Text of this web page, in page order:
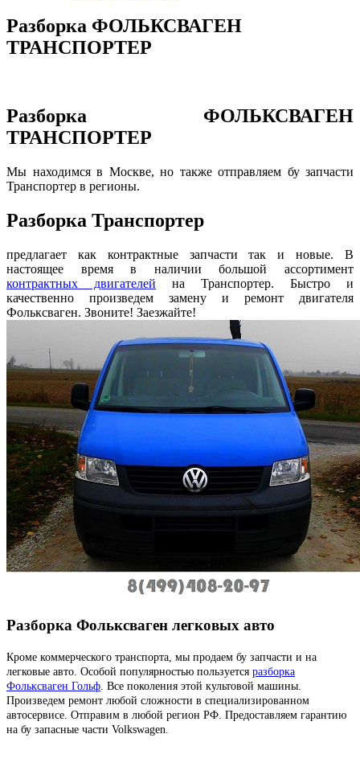
Разборка ФОЛЬКСВАГЕН
ТРАНСПОРТЕР
Разборка ФОЛЬКСВАГЕН
ТРАНСПОРТЕР
Мы находимся в Москве, но также отправляем бу запчасти
Транспортер в регионы.
Разборка Транспортер
предлагает как контрактные запчасти так и новые. В
настоящее время в наличии большой ассортимент
контрактных двигателей на Транспортер. Быстро и
качественно произведем замену и ремонт двигателя
Фольксваген. Звоните! Заезжайте!
Разборка Фольксваген легковых авто
Кроме коммерческого транспорта, мы продаем бу запчасти и на
легковые авто. Особой популярностью пользуется разборка
Фольксваген Гольф . Все поколения этой культовой машины.
Произведем ремонт любой сложности в специализированном
автосервисе. Отправим в любой регион РФ. Предоставляем гарантию
на бу запасные части Volkswagen.